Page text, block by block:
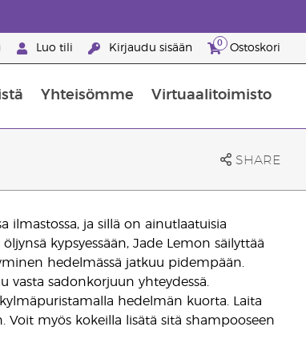
Luo tili Kirjaudu sisään 0 Ostoskori
Yhteisömme Virtuaalitoimisto
SHARE
ilmastossa, ja sillä on ainutlaatuisia
kypsyessään, Jade Lemon säilyttää
hedelmässä jatkuu pidempään.
vasta sadonkorjuun yhteydessä.
hedelmän kuorta. Laita
Voit myös kokeilla lisätä sitä shampooseen